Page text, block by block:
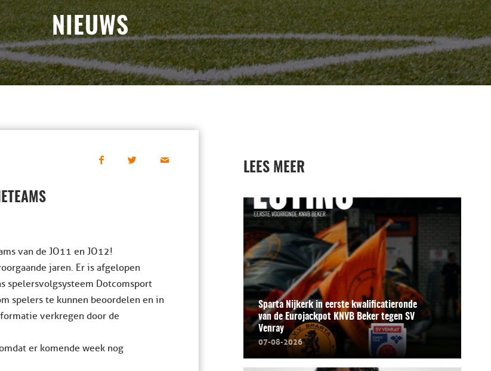
NIEUWS
van de JO11 en JO12!
jaren. Er is afgelopen
spelersvolgsysteem Dotcomsport
spelers te kunnen beoordelen en in
verkregen door de
er komende week nog
LEES MEER
Sparta Nijkerk in eerste kwalificatieronde
van de Eurojackpot KNVB Beker tegen SV
Venray
07-08-2026